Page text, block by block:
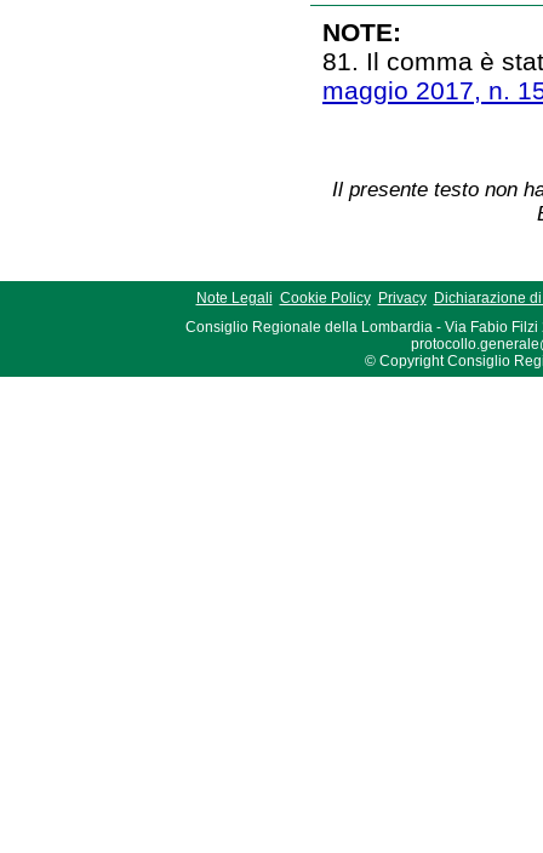
NOTE:
81. Il comma è
maggio 2017, n.
Il presente testo non
Note Legali Cookie Policy Privacy
Dichiarazione
Consiglio Regionale della Lombardia - Via Fabio Filzi
© Copyright Consiglio